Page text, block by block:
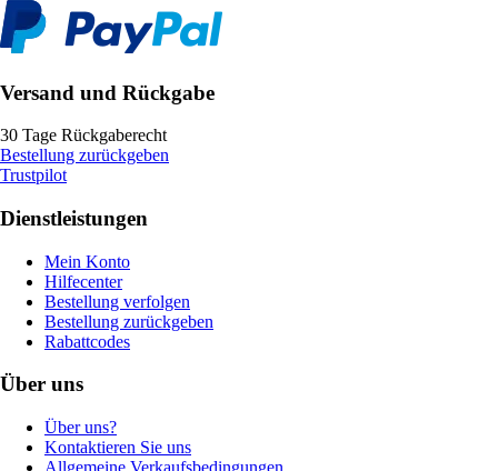
Versand und Rückgabe
30 Tage Rückgaberecht
Bestellung zurückgeben
Trustpilot
Dienstleistungen
Mein Konto
Hilfecenter
Bestellung verfolgen
Bestellung zurückgeben
Rabattcodes
Über uns
Über uns?
Kontaktieren Sie uns